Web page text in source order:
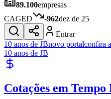
Gastronomia
Cinema & Shows
JogosNovo
Para Sua Empresa
Publicidade Legal
89.100empresas
CAGED
-962dez de 25
Entrar
10 anos de JBnovo portalconfira
10 anos de JB
Cotações em Tempo